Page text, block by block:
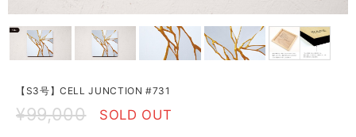
【S3号】CELL JUNCTION #731
¥99,000 SOLD OUT